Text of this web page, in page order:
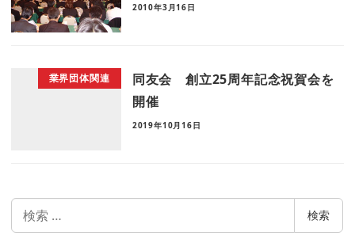
2010年3月16日
業界団体関連
同友会 創立25周年記念祝賀会を
開催
2019年10月16日
索
検索